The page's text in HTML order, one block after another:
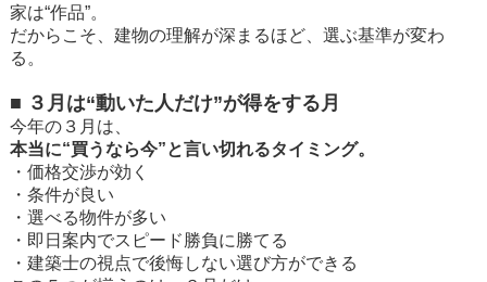
家は“作品”。
だからこそ、建物の理解が深まるほど、選ぶ基準が変わ
る。
■ ３月は“動いた人だけ”が得をする月
今年の３月は、
本当に“買うなら今”と言い切れるタイミング。
・価格交渉が効く
・条件が良い
・選べる物件が多い
・即日案内でスピード勝負に勝てる
・建築士の視点で後悔しない選び方ができる